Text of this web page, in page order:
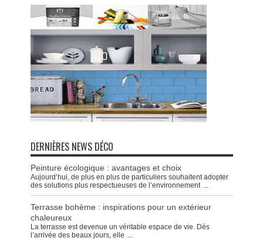
DERNIÈRES NEWS DÉCO
Peinture écologique : avantages et choix
Aujourd’hui, de plus en plus de particuliers souhaitent adopter
des solutions plus respectueuses de l’environnement ...
Terrasse bohème : inspirations pour un extérieur
chaleureux
La terrasse est devenue un véritable espace de vie. Dès
l’arrivée des beaux jours, elle ...